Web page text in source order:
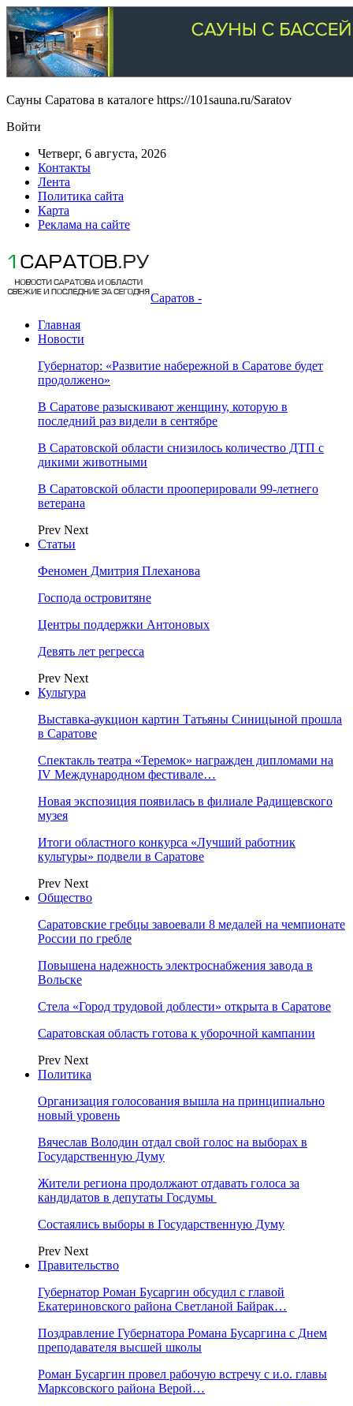
Сауны Саратова в каталоге https://101sauna.ru/Saratov
Войти
Четверг, 6 августа, 2026
Контакты
Лента
Политика сайта
Карта
Реклама на сайте
Саратов -
Главная
Новости
Губернатор: «Развитие набережной в Саратове будет
продолжено»
В Саратове разыскивают женщину, которую в
последний раз видели в сентябре
В Саратовской области снизилось количество ДТП с
дикими животными
В Саратовской области прооперировали 99-летнего
ветерана
Prev Next
Статьи
Феномен Дмитрия Плеханова
Господа островитяне
Центры поддержки Антоновых
Девять лет регресса
Prev Next
Культура
Выставка-аукцион картин Татьяны Синицыной прошла
в Саратове
Спектакль театра «Теремок» награжден дипломами на
IV Международном фестивале…
Новая экспозиция появилась в филиале Радищевского
музея
Итоги областного конкурса «Лучший работник
культуры» подвели в Саратове
Prev Next
Общество
Саратовские гребцы завоевали 8 медалей на чемпионате
России по гребле
Повышена надежность электроснабжения завода в
Вольске
Стела «Город трудовой доблести» открыта в Саратове
Саратовская область готова к уборочной кампании
Prev Next
Политика
Организация голосования вышла на принципиально
новый уровень
Вячеслав Володин отдал свой голос на выборах в
Государственную Думу
Жители региона продолжают отдавать голоса за
кандидатов в депутаты Госдумы
Состаялись выборы в Государственную Думу
Prev Next
Правительство
Губернатор Роман Бусаргин обсудил с главой
Екатериновского района Светланой Байрак…
Поздравление Губернатора Романа Бусаргина с Днем
преподавателя высшей школы
Роман Бусаргин провел рабочую встречу с и.о. главы
Марксовского района Верой…